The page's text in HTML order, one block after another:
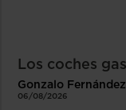
Los coches
Gonzalo Fernández
06/08/2026